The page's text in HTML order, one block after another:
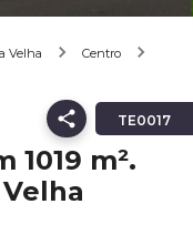
Velha
Centro
TE0017
1019 m².